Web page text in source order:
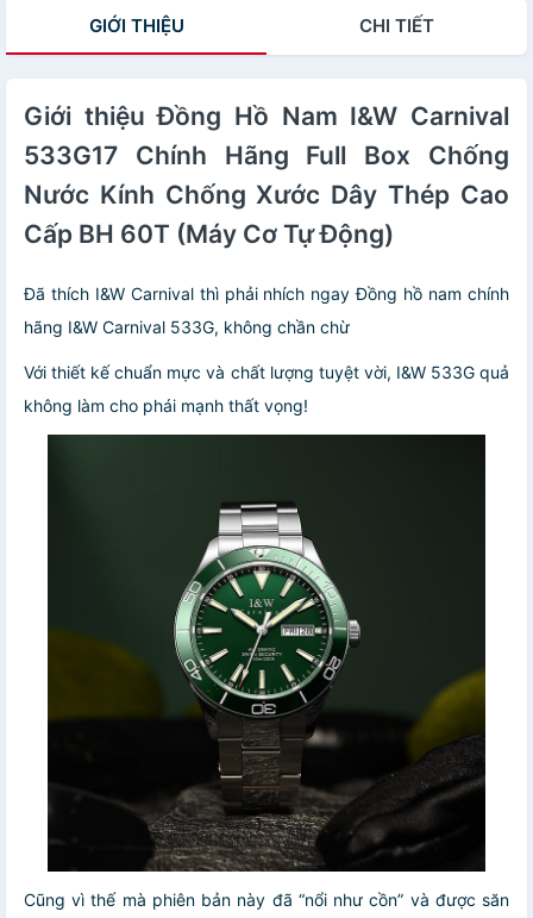
nước 100m,BH
24 tháng,Máy Cơ
GIỚI THIỆU CHI TIẾT
Giới thiệu Đồng Hồ Nam I&W Carnival
533G17 Chính Hãng Full Box Chống
Nước Kính Chống Xước Dây Thép Cao
Cấp BH 60T (Máy Cơ Tự Động)
Đã thích I&W Carnival thì phải nhích ngay Đồng hồ nam chính
hãng I&W Carnival 533G, không chần chừ
Với thiết kế chuẩn mực và chất lượng tuyệt vời, I&W 533G quả
không làm cho phái mạnh thất vọng!
Cũng vì thế mà phiên bản này đã “nổi như cồn” và được săn